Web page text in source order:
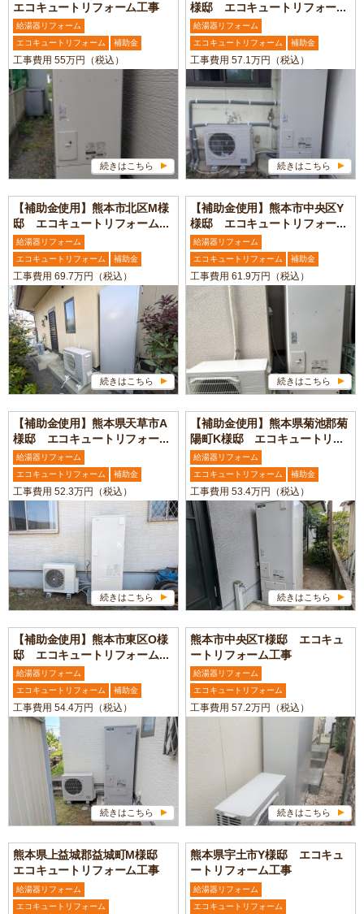
エコキュートリフォーム工事
給湯器リフォーム
エコキュートリフォーム
補助金
工事費用 55万円（税込）
続きはこちら
様邸 エコキュートリフォー...
給湯器リフォーム
エコキュートリフォーム
補助金
工事費用 57.1万円（税込）
続きはこちら
【補助金使用】熊本市北区M様
邸 エコキュートリフォーム...
給湯器リフォーム
エコキュートリフォーム
補助金
工事費用 69.7万円（税込）
続きはこちら
【補助金使用】熊本市中央区Y
様邸 エコキュートリフォー...
給湯器リフォーム
エコキュートリフォーム
補助金
工事費用 61.9万円（税込）
続きはこちら
【補助金使用】熊本県天草市A
様邸 エコキュートリフォー...
給湯器リフォーム
エコキュートリフォーム
補助金
工事費用 52.3万円（税込）
続きはこちら
【補助金使用】熊本県菊池郡菊
陽町K様邸 エコキュートリ...
給湯器リフォーム
エコキュートリフォーム
補助金
工事費用 53.4万円（税込）
続きはこちら
【補助金使用】熊本市東区O様
邸 エコキュートリフォーム...
給湯器リフォーム
エコキュートリフォーム
補助金
工事費用 54.4万円（税込）
続きはこちら
熊本市中央区T様邸 エコキュ
ートリフォーム工事
給湯器リフォーム
エコキュートリフォーム
工事費用 57.2万円（税込）
続きはこちら
熊本県上益城郡益城町M様邸
エコキュートリフォーム工事
給湯器リフォーム
エコキュートリフォーム
熊本県宇土市Y様邸 エコキュ
ートリフォーム工事
給湯器リフォーム
エコキュートリフォーム